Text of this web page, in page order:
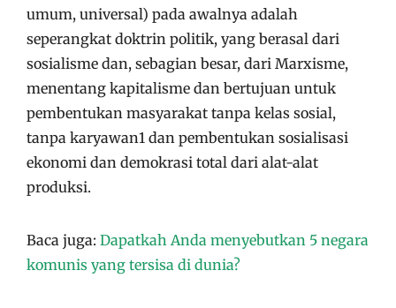
umum, universal) pada awalnya adalah
seperangkat doktrin politik, yang berasal dari
sosialisme dan, sebagian besar, dari Marxisme,
menentang kapitalisme dan bertujuan untuk
pembentukan masyarakat tanpa kelas sosial,
tanpa karyawan1 dan pembentukan sosialisasi
ekonomi dan demokrasi total dari alat-alat
produksi.
Baca juga: Dapatkah Anda menyebutkan 5 negara
komunis yang tersisa di dunia?